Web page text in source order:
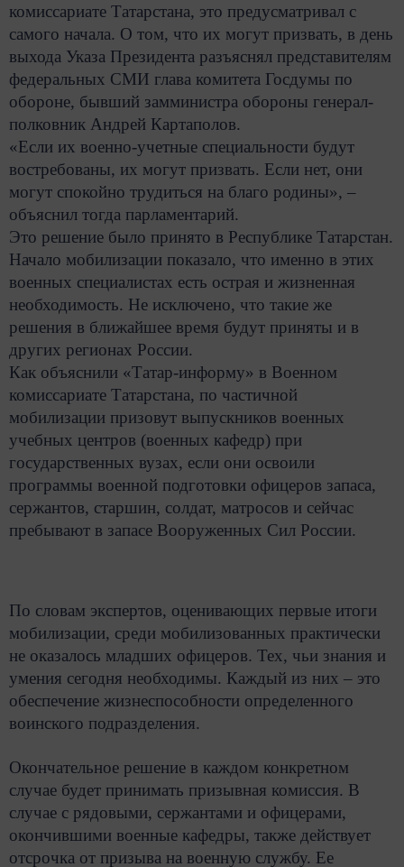
комиссариате Татарстана, это предусматривал с
самого начала. О том, что их могут призвать, в день
выхода Указа Президента разъяснял представителям
федеральных СМИ глава комитета Госдумы по
обороне, бывший замминистра обороны генерал-
полковник Андрей Картаполов.
«Если их военно-учетные специальности будут
востребованы, их могут призвать. Если нет, они
могут спокойно трудиться на благо родины», –
объяснил тогда парламентарий.
Это решение было принято в Республике Татарстан.
Начало мобилизации показало, что именно в этих
военных специалистах есть острая и жизненная
необходимость. Не исключено, что такие же
решения в ближайшее время будут приняты и в
других регионах России.
Как объяснили «Татар-информу» в Военном
комиссариате Татарстана, по частичной
мобилизации призовут выпускников военных
учебных центров (военных кафедр) при
государственных вузах, если они освоили
программы военной подготовки офицеров запаса,
сержантов, старшин, солдат, матросов и сейчас
пребывают в запасе Вооруженных Сил России.
По словам экспертов, оценивающих первые итоги
мобилизации, среди мобилизованных практически
не оказалось младших офицеров. Тех, чьи знания и
умения сегодня необходимы. Каждый из них – это
обеспечение жизнеспособности определенного
воинского подразделения.
Окончательное решение в каждом конкретном
случае будет принимать призывная комиссия. В
случае с рядовыми, сержантами и офицерами,
окончившими военные кафедры, также действует
отсрочка от призыва на военную службу. Ее